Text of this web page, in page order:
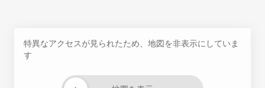
特異なアクセスが見られたため、地図を非表示にしていま
す